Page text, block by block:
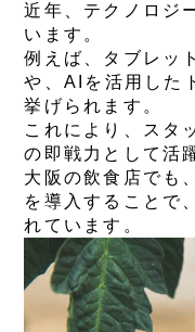
近年、テクノロジ
います。
例えば、タブレッ
や、AIを活用した
挙げられます。
これにより、スタ
の即戦力として活
大阪の飲食店でも
を導入することで
れています。